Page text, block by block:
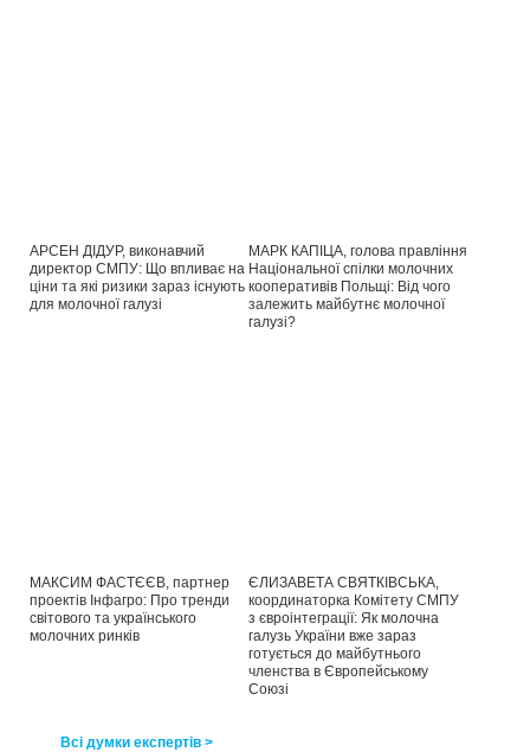
АРСЕН ДІДУР, виконавчий
директор СМПУ: Що впливає на
ціни та які ризики зараз існують
для молочної галузі
МАРК КАПІЦА, голова правління
Національної спілки молочних
кооперативів Польщі: Від чого
залежить майбутнє молочної
галузі?
МАКСИМ ФАСТЄЄВ, партнер
проектів Інфагро: Про тренди
світового та українського
молочних ринків
ЄЛИЗАВЕТА СВЯТКІВСЬКА,
координаторка Комітету СМПУ
з євроінтеграції: Як молочна
галузь України вже зараз
готується до майбутнього
членства в Європейському
Союзі
Всі думки експертів >